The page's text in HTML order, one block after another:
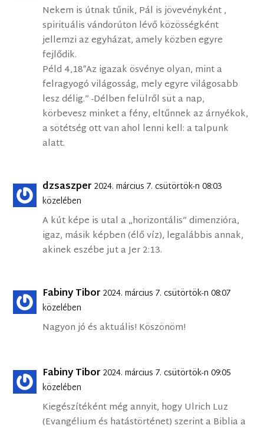
Nekem is útnak tűnik, Pál is jövevényként ,
spirituális vándorúton lévő közösségként
jellemzi az egyházat, amely közben egyre
fejlődik.
Péld 4,18″Az igazak ösvénye olyan, mint a
felragyogó világosság, mely egyre világosabb
lesz délig.” -Délben felülről süt a nap,
körbevesz minket a fény, eltűnnek az árnyékok,
a sötétség ott van ahol lenni kell: a talpunk
alatt.
dzsaszper 2024. március 7. csütörtök-n 08:03
közelében
A kút képe is utal a „horizontális” dimenzióra,
igaz, másik képben (élő víz), legalábbis annak,
akinek eszébe jut a Jer 2:13.
Fabiny Tibor 2024. március 7. csütörtök-n 08:07
közelében
Nagyon jó és aktuális! Köszönöm!
Fabiny Tibor 2024. március 7. csütörtök-n 09:05
közelében
Kiegészítéként még annyit, hogy Ulrich Luz
(Evangélium és hatástörténet) szerint a Biblia a